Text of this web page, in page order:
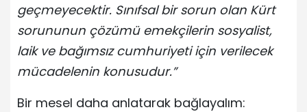
geçmeyecektir. Sınıfsal bir sorun olan Kürt
sorununun çözümü emekçilerin sosyalist,
laik ve bağımsız cumhuriyeti için verilecek
mücadelenin konusudur.”
Bir mesel daha anlatarak bağlayalım: